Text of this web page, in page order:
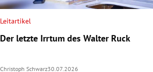
Leitartikel
Der letzte Irrtum des Walter Ruck
Christoph Schwarz30.07.2026